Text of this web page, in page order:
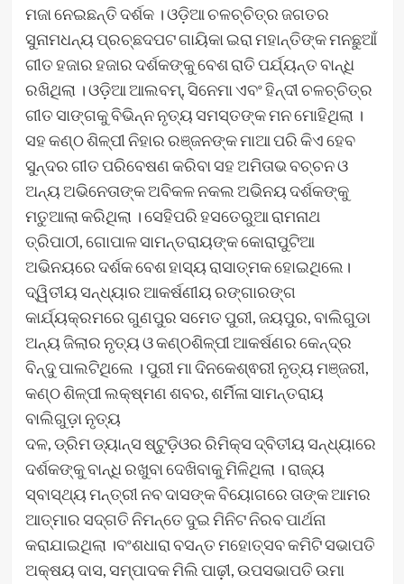
ମଜା ନେଇଛନ୍ତି ଦର୍ଶକ । ଓଡ଼ିଆ ଚଳଚ୍ଚିତ୍ର ଜଗତର
ସୁନାମଧନ୍ୟ ପ୍ରଚ୍ଛଦପଟ ଗାୟିକା ଇରା ମହାନ୍ତିଙ୍କ ମନଛୁଆଁ
ଗୀତ ହଜାର ହଜାର ଦର୍ଶକଙ୍କୁ ବେଶ ରାତି ପର୍ଯ୍ୟନ୍ତ ବାନ୍ଧି
ରଖିଥିଲା । ଓଡ଼ିଆ ଆଲବମ୍, ସିନେମା ଏବଂ ହିନ୍ଦୀ ଚଳଚ୍ଚିତ୍ର
ଗୀତ ସାଙ୍ଗକୁ ବିଭିନ୍ନ ନୃତ୍ୟ ସମସ୍ତଙ୍କ ମନ ମୋହିଥିଲା ।
ସହ କଣ୍ଠ ଶିଳ୍ପୀ ନିହାର ରଞ୍ଜନଙ୍କ ମାଆ ପରି କିଏ ହେବ
ସୁନ୍ଦର ଗୀତ ପରିବେଷଣ କରିବା ସହ ଅମିତାଭ ବଚ୍ଚନ ଓ
ଅନ୍ୟ ଅଭିନେତାଙ୍କ ଅବିକଳ ନକଲ ଅଭିନୟ ଦର୍ଶକଙ୍କୁ
ମତୁଆଲା କରିଥିଲା । ସେହିପରି ହସତେରୁଆ ରାମନାଥ
ତ୍ରିପାଠୀ, ଗୋପାଳ ସାମନ୍ତରାୟଙ୍କ କୋରାପୁଟିଆ
ଅଭିନୟରେ ଦର୍ଶକ ବେଶ ହାସ୍ୟ ରାସାତ୍ମକ ହୋଇଥିଲେ।
ଦ୍ୱିତୀୟ ସନ୍ଧ୍ୟାର ଆକର୍ଷଣୀୟ ରଙ୍ଗାରଙ୍ଗ
କାର୍ଯ୍ୟକ୍ରମରେ ଗୁଣପୁର ସମେତ ପୁରୀ, ଜୟପୁର, ବାଲିଗୁଡା
ଅନ୍ୟ ଜିଲାର ନୃତ୍ୟ ଓ କଣ୍ଠଶିଳ୍ପୀ ଆକର୍ଷଣର କେନ୍ଦ୍ର
ବିନ୍ଦୁ ପାଲଟିଥିଲେ । ପୁରୀ ମା ଦିନକେଶ୍ଵରୀ ନୃତ୍ୟ ମଞ୍ଜରୀ,
କଣ୍ଠ ଶିଳ୍ପୀ ଲକ୍ଷ୍ମଣ ଶବର, ଶର୍ମିଳା ସାମନ୍ତରାୟ
ବାଲିଗୁଡ଼ା ନୃତ୍ୟ
ଦଳ, ଡ୍ରିମ ଡ୍ୟାନ୍ସ ଷ୍ଟୁଡ଼ିଓର ରିମିକ୍ସ ଦ୍ବିତୀୟ ସନ୍ଧ୍ୟାରେ
ଦର୍ଶକଙ୍କୁ ବାନ୍ଧି ରଖୁବା ଦେଖିବାକୁ ମିଳିଥିଲା । ରାଜ୍ୟ
ସ୍ବାସ୍ଥ୍ୟ ମନ୍ତ୍ରୀ ନବ ଦାସଙ୍କ ବିୟୋଗରେ ତାଙ୍କ ଆମର
ଆତ୍ମାର ସଦ୍‌ଗତି ନିମନ୍ତେ ଦୁଇ ମିନିଟ ନିରବ ପାର୍ଥନା
କରାଯାଇଥିଲା ।ବଂଶଧାରା ବସନ୍ତ ମହୋତ୍ସବ କମିଟି ସଭାପତି
ଅକ୍ଷୟ ଦାସ, ସମ୍ପାଦକ ମିଲି ପାଢ଼ୀ, ଉପସଭାପତି ଉମା